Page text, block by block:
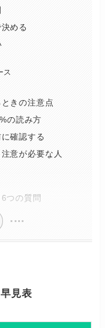
める
ス
きの注意点
の読み方
確認する
意が必要な人
つの質問
見表